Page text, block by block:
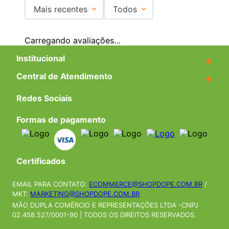
Mais recentes Todos
Carregando avaliações…
Institucional
+
Central de Atendimento +
Redes Sociais
Formas de pagamento
Certificados
EMAIL PARA CONTATO: ECOMMERCE@SHOPDOPE.COM.BR /
MKT: MARKETING@SHOPDOPE.COM.BR
MÃO DUPLA COMÉRCIO E REPRESENTAÇÕES LTDA -CNPJ
02.458.527/0001-90 | TODOS OS DIREITOS RESERVADOS.